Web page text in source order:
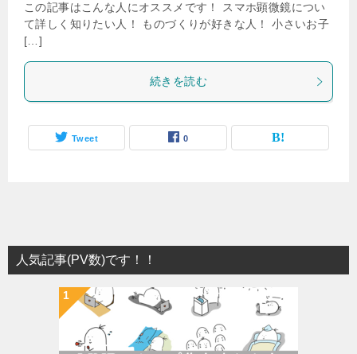
この記事はこんな人にオススメです！ スマホ顕微鏡につい
て詳しく知りたい人！ ものづくりが好きな人！ 小さいお子
[…]
続きを読む
Tweet 0
人気記事(PV数)です！！